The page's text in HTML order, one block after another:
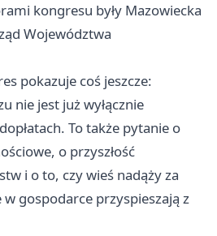
kongresu były Mazowiecka
Województwa
pokazuje coś jeszcze:
nie jest już wyłącznie
To także pytanie o
o przyszłość
i o to, czy wieś nadąży za
gospodarce przyspieszają z